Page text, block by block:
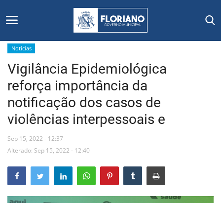
Início
Editais
Floriano
Secretarias e Órgãos
Mural de Licitações
Notícias
Vigilância Epidemiológica
reforça importância da
notificação dos casos de
violências interpessoais e
Sep 15, 2022 - 12:37
Alterado: Sep 15, 2022 - 12:40